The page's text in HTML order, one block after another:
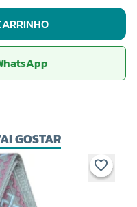
GOSTAR